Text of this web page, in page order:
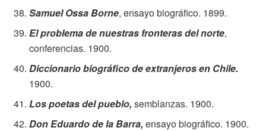
Samuel Ossa Borne, ensayo biográfico. 1899.
El problema de nuestras fronteras del norte,
conferencias. 1900.
Diccionario biográfico de extranjeros en Chile.
1900.
Los poetas del pueblo, semblanzas. 1900.
Don Eduardo de la Barra, ensayo biográfico. 1900.